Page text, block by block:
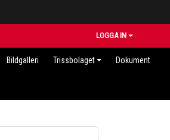
LOGGA IN
Bildgalleri Trissbolaget Dokument